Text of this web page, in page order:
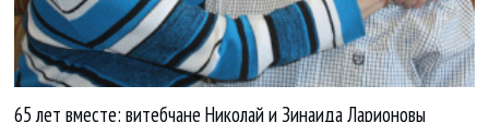
65 лет вместе: витебчане Николай и Зинаида Ларионовы